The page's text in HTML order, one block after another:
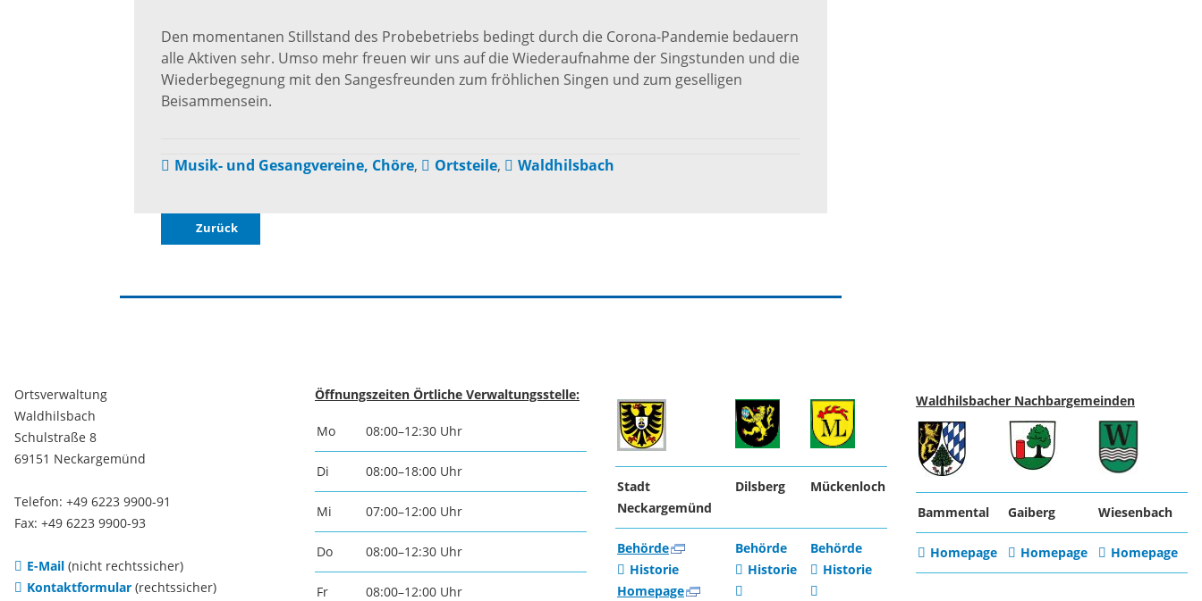
Den momentanen Stillstand des Probebetriebs bedingt durch die Corona-Pandemie bedauern
alle Aktiven sehr. Umso mehr freuen wir uns auf die Wiederaufnahme der Singstunden und die
Wiederbegegnung mit den Sangesfreunden zum fröhlichen Singen und zum geselligen
Beisammensein.
Musik- und Gesangvereine, Chöre, Ortsteile, Waldhilsbach
Zurück
Ortsverwaltung
Waldhilsbach
Schulstraße 8
69151 Neckargemünd
Telefon: +49 6223 9900-91
Fax: +49 6223 9900-93
E-Mail(nicht rechtssicher)
Kontaktformular(rechtssicher)
Öffnungszeiten Örtliche Verwaltungsstelle:
Mo 08:00–12:30 Uhr
Di 08:00–18:00 Uhr
Mi 07:00–12:00 Uhr
Do 08:00–12:30 Uhr
Fr 08:00–12:00 Uhr
Stadt
Neckargemünd
Dilsberg Mückenloch
Behörde
Historie
Homepage
Behörde
Historie
Behörde
Historie
Waldhilsbacher Nachbargemeinden
Bammental Gaiberg Wiesenbach
Homepage Homepage Homepage